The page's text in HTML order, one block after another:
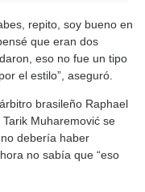
repito, soy bueno en
que eran dos
eso no fue un tipo
el estilo”, aseguró.
brasileño Raphael
Muharemović se
debería haber
no sabía que “eso